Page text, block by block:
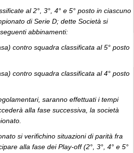
al 2°, 3°, 4° e 5° posto in ciascuno
di Serie D; dette Società si
abbinamenti:
contro squadra classificata al 5° posto
contro squadra classificata al 4° posto
saranno effettuati i tempi
alla fase successiva, la società
si verifichino situazioni di parità fra
alla fase dei Play-off (2°, 3°, 4° e 5°